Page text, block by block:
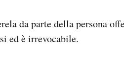
da parte della persona
ed è irrevocabile.